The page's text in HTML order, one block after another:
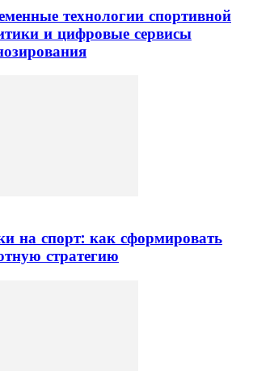
технологии спортивной
и цифровые сервисы
на спорт: как сформировать
стратегию